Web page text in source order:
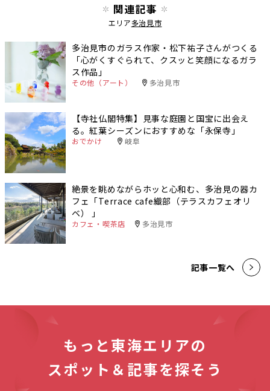
関連記事
エリア多治見市
多治見市のガラス作家・松下祐子さんがつくる
「心がくすぐられて、クスッと笑顔になるガラ
ス作品」
その他（アート） 多治見市
【寺社仏閣特集】見事な庭園と国宝に出会え
る。紅葉シーズンにおすすめな「永保寺」
おでかけ 岐阜
絶景を眺めながらホッと心和む、多治見の器カ
フェ「Terrace cafe織部（テラスカフェオリ
ベ） 」
カフェ・喫茶店 多治見市
記事一覧へ
もっと東海エリアの
スポット＆記事を探そう